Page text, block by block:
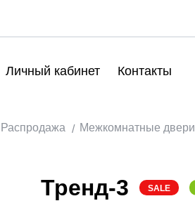
Личный кабинет Контакты
Распродажа Межкомнатные двери
Тренд-3 SALE